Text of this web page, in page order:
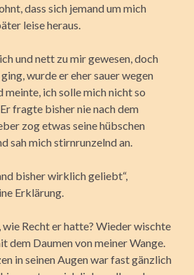
dass sich jemand um mich
leise heraus.
und nett zu mir gewesen, doch
wurde er eher sauer wegen
meinte, ich solle mich nicht so
fragte bisher nie nach dem
zog etwas seine hübschen
sah mich stirnrunzelnd an.
bisher wirklich geliebt“,
Erklärung.
Recht er hatte? Wieder wischte
dem Daumen von meiner Wange.
in seinen Augen war fast gänzlich